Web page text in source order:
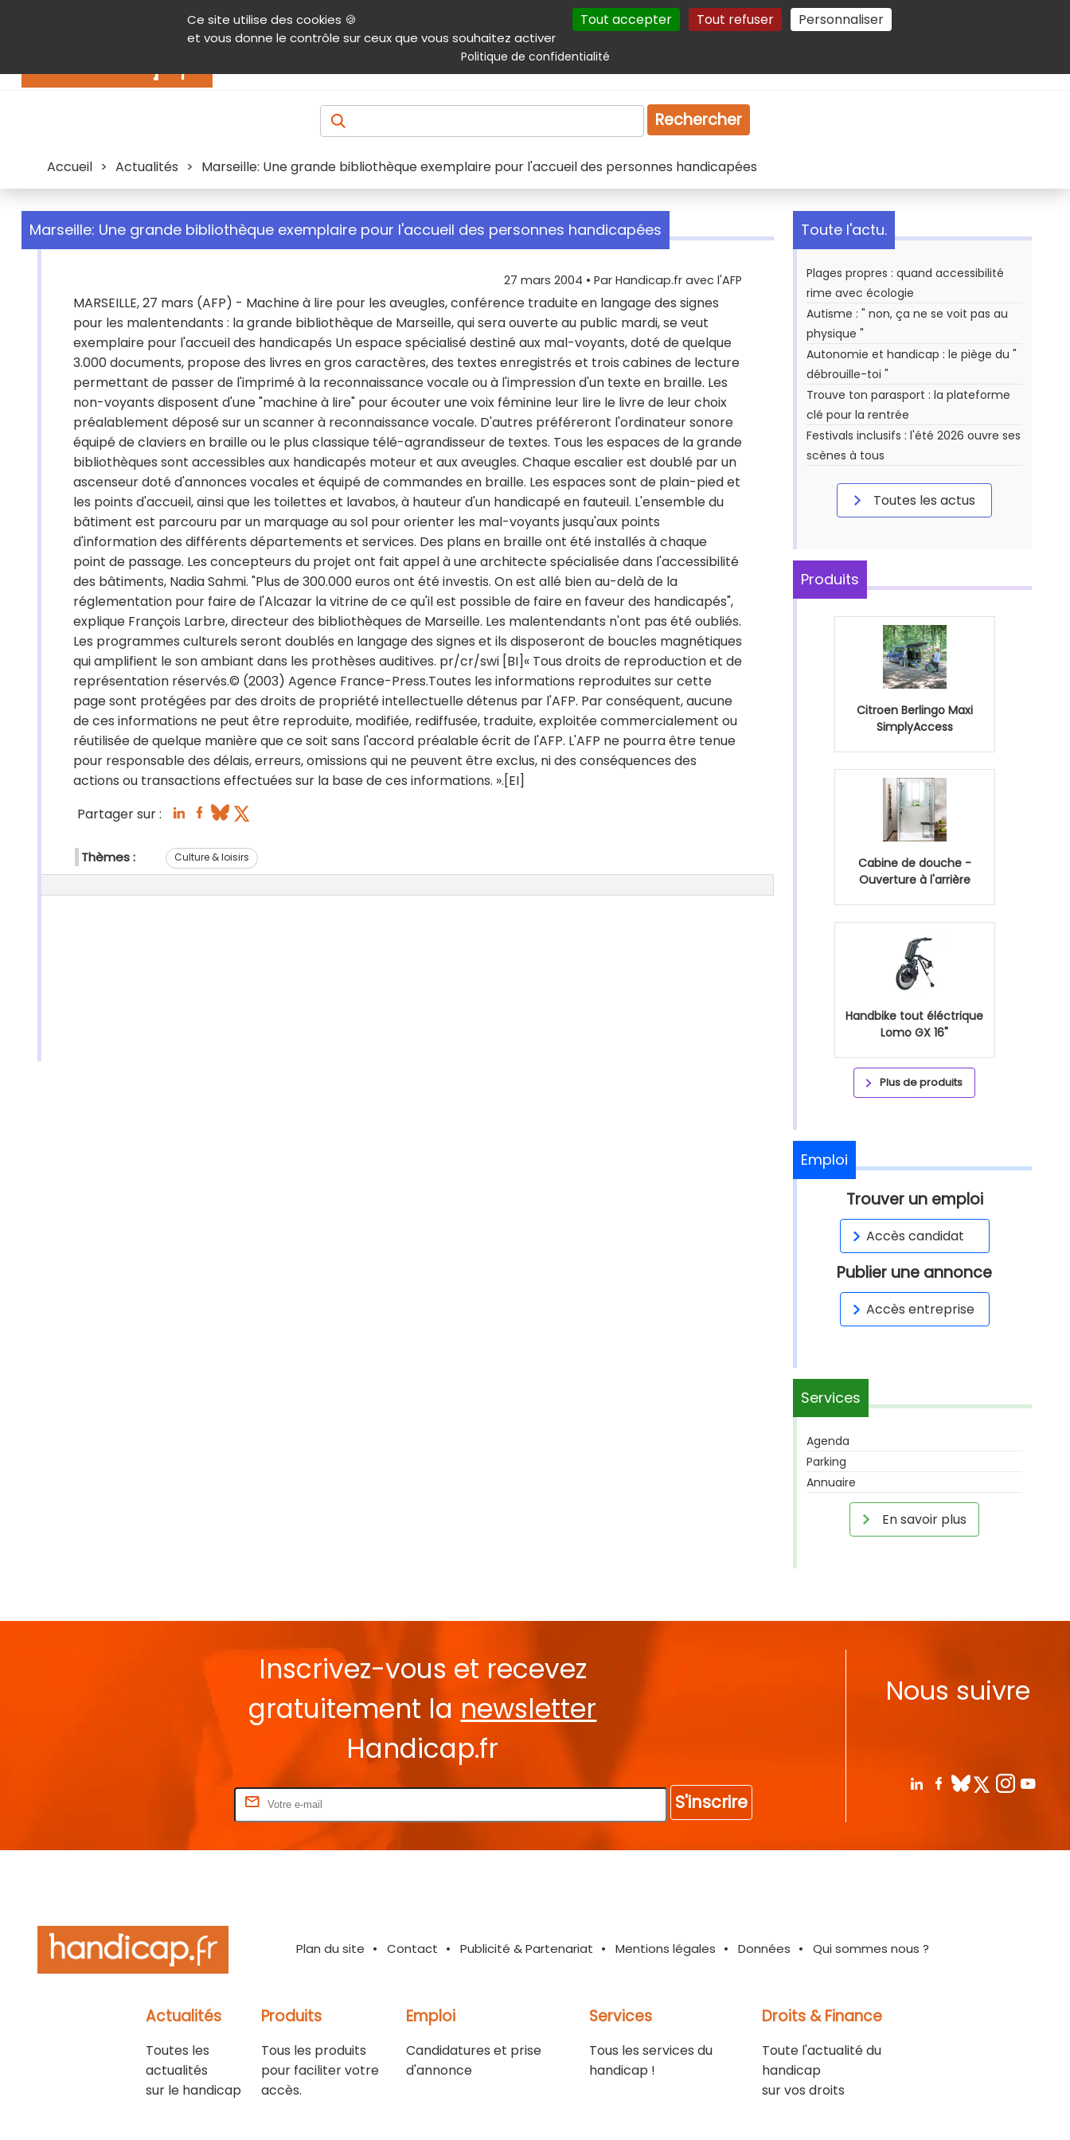
Ce site utilise des cookies 🍪
et vous donne le contrôle sur ceux que vous souhaitez activer
Tout accepter Tout refuser Personnaliser
Politique de confidentialité
Contenu Aide et accessibilité Menu principal Autres services Plan du site Gestion des cookies
Produits & services Emploi Droit
Rechercher
Accueil > Actualités > Marseille: Une grande bibliothèque exemplaire pour l'accueil des personnes handicapées
Marseille: Une grande bibliothèque exemplaire pour l'accueil des personnes handicapées
27 mars 2004 • Par Handicap.fr avec l'AFP
MARSEILLE, 27 mars (AFP) - Machine à lire pour les aveugles, conférence traduite en langage des signes
pour les malentendants : la grande bibliothèque de Marseille, qui sera ouverte au public mardi, se veut
exemplaire pour l'accueil des handicapés Un espace spécialisé destiné aux mal-voyants, doté de quelque
3.000 documents, propose des livres en gros caractères, des textes enregistrés et trois cabines de lecture
permettant de passer de l'imprimé à la reconnaissance vocale ou à l'impression d'un texte en braille. Les
non-voyants disposent d'une "machine à lire" pour écouter une voix féminine leur lire le livre de leur choix
préalablement déposé sur un scanner à reconnaissance vocale. D'autres préféreront l'ordinateur sonore
équipé de claviers en braille ou le plus classique télé-agrandisseur de textes. Tous les espaces de la grande
bibliothèques sont accessibles aux handicapés moteur et aux aveugles. Chaque escalier est doublé par un
ascenseur doté d'annonces vocales et équipé de commandes en braille. Les espaces sont de plain-pied et
les points d'accueil, ainsi que les toilettes et lavabos, à hauteur d'un handicapé en fauteuil. L'ensemble du
bâtiment est parcouru par un marquage au sol pour orienter les mal-voyants jusqu'aux points
d'information des différents départements et services. Des plans en braille ont été installés à chaque
point de passage. Les concepteurs du projet ont fait appel à une architecte spécialisée dans l'accessibilité
des bâtiments, Nadia Sahmi. "Plus de 300.000 euros ont été investis. On est allé bien au-delà de la
réglementation pour faire de l'Alcazar la vitrine de ce qu'il est possible de faire en faveur des handicapés",
explique François Larbre, directeur des bibliothèques de Marseille. Les malentendants n'ont pas été oubliés.
Les programmes culturels seront doublés en langage des signes et ils disposeront de boucles magnétiques
qui amplifient le son ambiant dans les prothèses auditives. pr/cr/swi [BI]« Tous droits de reproduction et de
représentation réservés.© (2003) Agence France-Press.Toutes les informations reproduites sur cette
page sont protégées par des droits de propriété intellectuelle détenus par l'AFP. Par conséquent, aucune
de ces informations ne peut être reproduite, modifiée, rediffusée, traduite, exploitée commercialement ou
réutilisée de quelque manière que ce soit sans l'accord préalable écrit de l'AFP. L'AFP ne pourra être tenue
pour responsable des délais, erreurs, omissions qui ne peuvent être exclus, ni des conséquences des
actions ou transactions effectuées sur la base de ces informations. ».[EI]
Partager sur :
Thèmes : Culture & loisirs
Toute l'actu.
Plages propres : quand accessibilité
rime avec écologie
Autisme : " non, ça ne se voit pas au
physique "
Autonomie et handicap : le piège du "
débrouille-toi "
Trouve ton parasport : la plateforme
clé pour la rentrée
Festivals inclusifs : l'été 2026 ouvre ses
scènes à tous
Toutes les actus
Produits
Citroen Berlingo Maxi
SimplyAccess
Cabine de douche -
Ouverture à l'arrière
Handbike tout éléctrique
Lomo GX 16"
Plus de produits
Emploi
Trouver un emploi
Accès candidat
Publier une annonce
Accès entreprise
Services
Agenda
Parking
Annuaire
En savoir plus
Inscrivez-vous et recevez
gratuitement la newsletter
Handicap.fr
S'inscrire
Nous suivre
Plan du site Contact Publicité & Partenariat Mentions légales Données Qui sommes nous ?
Actualités
Toutes les
actualités
sur le handicap
Produits
Tous les produits
pour faciliter votre
accès.
Emploi
Candidatures et prise
d'annonce
Services
Tous les services du
handicap !
Droits & Finance
Toute l'actualité du
handicap
sur vos droits